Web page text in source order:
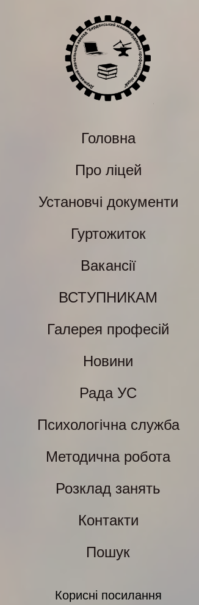
Головна
Про ліцей
Установчі документи
Гуртожиток
Вакансії
ВСТУПНИКАМ
Галерея професій
Новини
Рада УС
Психологічна служба
Методична робота
Розклад занять
Контакти
Пошук
Корисні посилання